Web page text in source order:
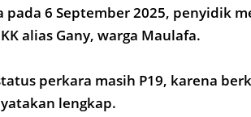
pada 6 September 2025, penyidik
alias Gany, warga Maulafa.
perkara masih P19, karena
lengkap.